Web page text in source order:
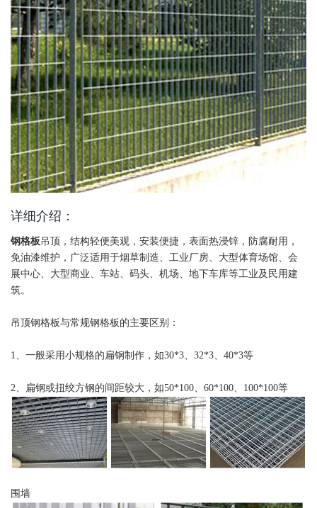
详细介绍：
钢格板吊顶，结构轻便美观，安装便捷，表面热浸锌，防腐耐用，
免油漆维护，广泛适用于烟草制造、工业厂房、大型体育场馆、会
展中心、大型商业、车站、码头、机场、地下车库等工业及民用建
筑。
吊顶钢格板与常规钢格板的主要区别：
1、一般采用小规格的扁钢制作，如30*3、32*3、40*3等
2、扁钢或扭绞方钢的间距较大，如50*100、60*100、100*100等
围墙